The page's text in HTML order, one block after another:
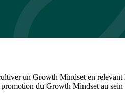
un Growth Mindset en relevant
du Growth Mindset au